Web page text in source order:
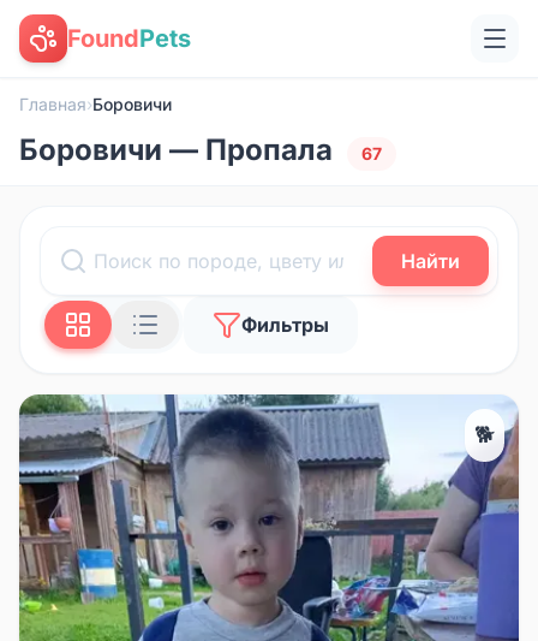
FoundPets
Главная›Боровичи
Боровичи — Пропала 67
Найти
Фильтры
🐕